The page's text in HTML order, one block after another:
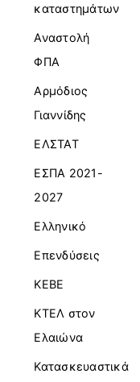
καταστημάτων
Αναστολή
ΦΠΑ
Αρμόδιος
Γιαννίδης
ΕΛΣΤΑΤ
ΕΣΠΑ 2021-
2027
Ελληνικό
Επενδύσεις
ΚΕΒΕ
ΚΤΕΛ στον
Ελαιώνα
Κατασκευαστικά